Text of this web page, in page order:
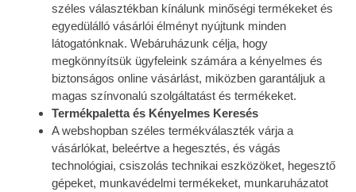
széles választékban kínálunk minőségi termékeket és
egyedülálló vásárlói élményt nyújtunk minden
látogatónknak. Webáruházunk célja, hogy
megkönnyítsük ügyfeleink számára a kényelmes és
biztonságos online vásárlást, miközben garantáljuk a
magas színvonalú szolgáltatást és termékeket.
Termékpaletta és Kényelmes Keresés
A webshopban széles termékválaszték várja a
vásárlókat, beleértve a hegesztés, és vágás
technológiai, csiszolás technikai eszközöket, hegesztő
gépeket, munkavédelmi termékeket, munkaruházatot